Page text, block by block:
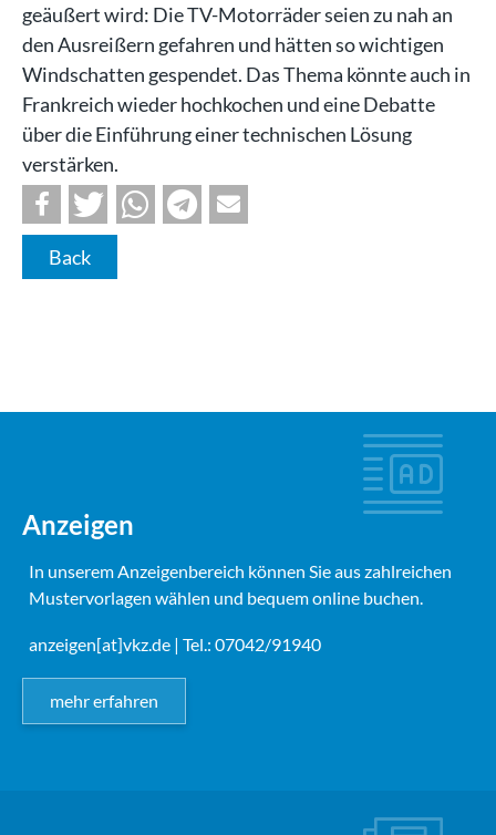
geäußert wird: Die TV-Motorräder seien zu nah an
den Ausreißern gefahren und hätten so wichtigen
Windschatten gespendet. Das Thema könnte auch in
Frankreich wieder hochkochen und eine Debatte
über die Einführung einer technischen Lösung
verstärken.
Back
Anzeigen
In unserem Anzeigenbereich können Sie aus zahlreichen
Mustervorlagen wählen und bequem online buchen.
anzeigen[at]vkz.de | Tel.: 07042/91940
mehr erfahren